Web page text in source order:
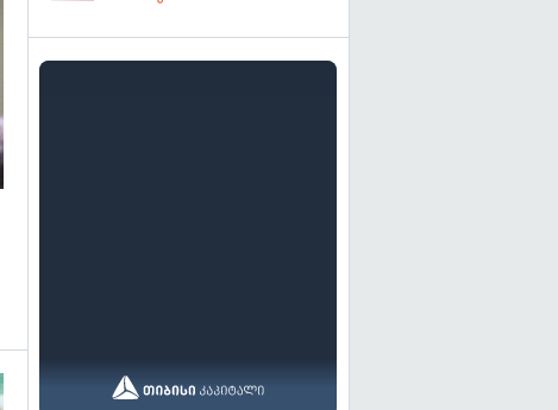
გადახედვა